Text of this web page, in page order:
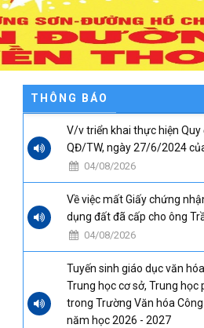
THÔNG BÁO
V/v triển khai thực hiện Quy
QĐ/TW, ngày 27/6/2024
04/08/2026
Về việc mất Giấy chứng
dụng đất đã cấp cho ông
04/08/2026
Tuyến sinh giáo dục văn
Trung học cơ sở, Trung học
trong Trường Văn hóa Công
năm học 2026 - 2027